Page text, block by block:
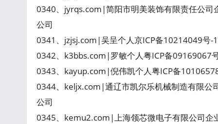
0340、jyrqs.com|简阳市明美装饰有限责任公司
公司
0341、jzjsj.com|吴呈个人京ICP备10214049号-
0342、k3bbs.com|罗敏个人粤ICP备09169067
0343、kayup.com|倪伟凯个人粤ICP备
0344、keljx.com|通辽市凯尔乐机械制造有限公
公司
0345、kemu2.com|上海领芯微电子有限公司企